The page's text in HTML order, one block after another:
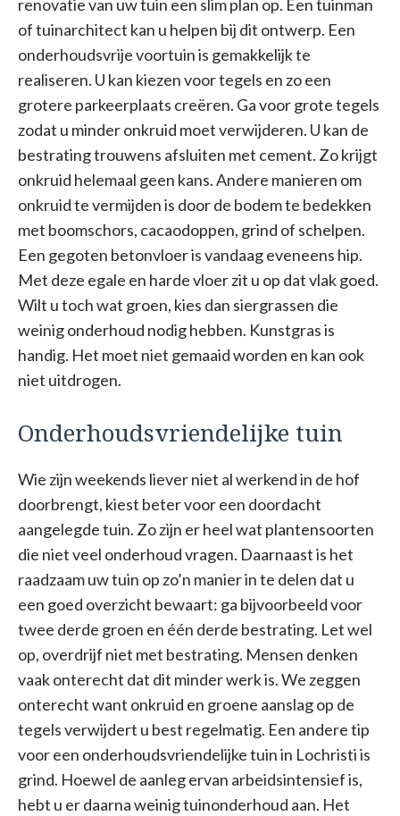
renovatie van uw tuin een slim plan op. Een tuinman
of tuinarchitect kan u helpen bij dit ontwerp. Een
onderhoudsvrije voortuin is gemakkelijk te
realiseren. U kan kiezen voor tegels en zo een
grotere parkeerplaats creëren. Ga voor grote tegels
zodat u minder onkruid moet verwijderen. U kan de
bestrating trouwens afsluiten met cement. Zo krijgt
onkruid helemaal geen kans. Andere manieren om
onkruid te vermijden is door de bodem te bedekken
met boomschors, cacaodoppen, grind of schelpen.
Een gegoten betonvloer is vandaag eveneens hip.
Met deze egale en harde vloer zit u op dat vlak goed.
Wilt u toch wat groen, kies dan siergrassen die
weinig onderhoud nodig hebben. Kunstgras is
handig. Het moet niet gemaaid worden en kan ook
niet uitdrogen.
Onderhoudsvriendelijke tuin
Wie zijn weekends liever niet al werkend in de hof
doorbrengt, kiest beter voor een doordacht
aangelegde tuin. Zo zijn er heel wat plantensoorten
die niet veel onderhoud vragen. Daarnaast is het
raadzaam uw tuin op zo’n manier in te delen dat u
een goed overzicht bewaart: ga bijvoorbeeld voor
twee derde groen en één derde bestrating. Let wel
op, overdrijf niet met bestrating. Mensen denken
vaak onterecht dat dit minder werk is. We zeggen
onterecht want onkruid en groene aanslag op de
tegels verwijdert u best regelmatig. Een andere tip
voor een onderhoudsvriendelijke tuin in Lochristi is
grind. Hoewel de aanleg ervan arbeidsintensief is,
hebt u er daarna weinig tuinonderhoud aan. Het